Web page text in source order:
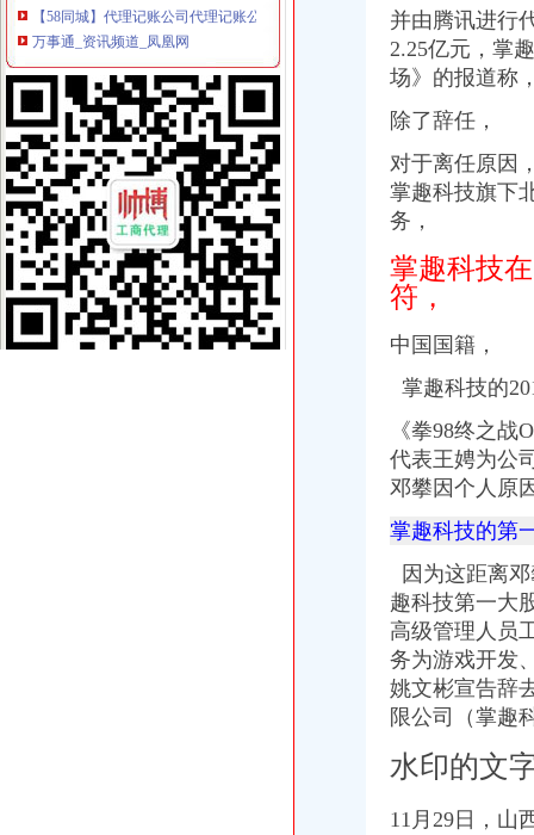
万事通_资讯频道_凤凰网
万事通_新浪新闻
宁波世游信息科技股份有限公司二次馈意见回复_世游科技（
failed：重大精英_资讯频道_凤凰网
重庆市歌乐山休闲娱乐发展有限公司工资待遇怎么样_是否加班_五险一
关于公司歌乐山项目的推广。
逐条查看：重庆市歌乐山休闲娱乐发展有限公司工资待遇-分享-
【歌乐山家具公司工资|歌乐山家具公司待遇怎么样】-看准网
中国重庆歌乐山黄页|名录_中国重庆歌乐山公司|厂家-八方资源重庆黄页
【58同城】重庆沙坪坝歌乐山办公室搬迁_歌乐山公司搬家
中国重庆歌乐山黄页|名录_中国重庆歌乐山公司|厂家-八方资源重庆黄页
【重庆歌乐山集团电话_集团电话系统】-重庆赶集网
对歌乐山供水公司交水费不便的投诉信_重庆市公开信箱
重庆市歌乐山标准件有限公司
【歌乐山公司注册|歌乐山公司注册代理】-今题歌乐山公司注册网
【重庆歌乐山外资公司注册|香港公司注册|离岸公司注册】-重庆赶集网
沙坪坝歌乐山居民公司大小型搬迁钢琴搬运拆装家具-久久信息网
重庆赛安机电有限公司歌乐山分公司_【信用信息_诉讼信息_财务信息_
重庆伟秀达科技有限公司电话,地址,营业时间（图）-重庆歌乐山公
歌乐山公司搬家_重庆千红搬家服务_公司搬家吉日-久久信息网
【歌乐山标准件制造公司】歌乐山标准件制造公司电话,歌乐山标准件
重庆创富餐饮文化有限公司歌乐山分公司_【信用信息_诉讼信息_财务
沙坪坝开荒清洁公司歌乐山外墙清洗哪家好【今日推荐网-重庆保洁服
轩华苗木基地（图）、苗木幼苗公司、歌乐山苗木幼苗-东方供应商
重庆互友食品有限公司产品列表联系人何娟中国重庆重庆市沙坪坝歌
并由腾讯进行
2.25亿元，掌
场》的报道称
除了辞任，
对于离任原因
掌趣科技旗下
务，
掌趣科技
符，
中国国籍，
掌趣科技的
《拳98终之
代表王娉为公
邓攀因个人原
掌趣科技的第
因为这距离
趣科技第一大
高级管理人员
务为游戏开发
姚文彬宣告辞
限公司（掌趣
水印的文
11月29日，山